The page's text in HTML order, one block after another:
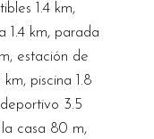
1.4 km,
1.4 km, parada
estación de
piscina 1.8
3.5
la casa 80 m,